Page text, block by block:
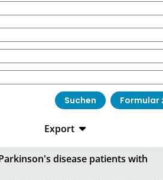
Export
CSV
disease patients with